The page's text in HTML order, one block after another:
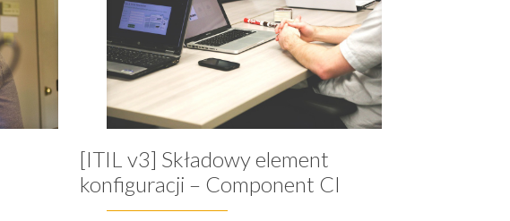
[ITIL v3] Składowy element
konfiguracji – Component CI